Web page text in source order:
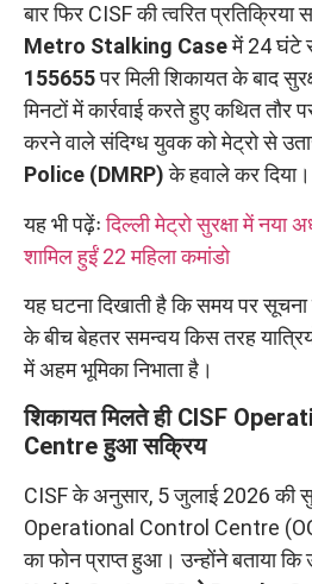
बार फिर CISF की त्वरित प्रतिक्रिया
Metro Stalking Caseमें 24 घंटे
155655पर मिली शिकायत के बाद
मिनटों में कार्रवाई करते हुए कथित तौर
करने वाले संदिग्ध युवक को मेट्रो से
Police (DMRP)के हवाले कर दिया।
यह भी पढ़ेंःदिल्ली मेट्रो सुरक्षा में नया
शामिल हुईं 22 महिला कमांडो
यह घटना दिखाती है कि समय पर सूचना
के बीच बेहतर समन्वय किस तरह
में अहम भूमिका निभाता है।
शिकायत मिलते ही CISF
Centre हुआ सक्रिय
CISF के अनुसार, 5 जुलाई 2026 की
Operational Control Centre
का फोन प्राप्त हुआ। उन्होंने बताया कि